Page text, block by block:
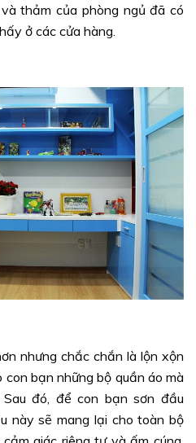
thảm của phòng ngủ đã có
ở các cửa hàng.
nhưng chắc chắn là lộn xộn
con bạn những bộ quần áo mà
đó, để con bạn sơn đầu
này sẽ mang lại cho toàn bộ